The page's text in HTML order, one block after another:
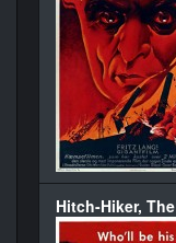
Hitch-Hiker, The